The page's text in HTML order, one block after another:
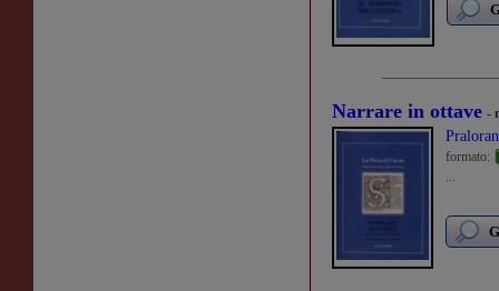
Narrare in ottave -
formato:
...